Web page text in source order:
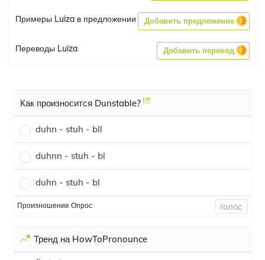
Примеры Luiza в предложении Добавить предложение
Переводы Luiza Добавить перевод
Как произносится Dunstable?
duhn - stuh - bll
duhnn - stuh - bl
duhn - stuh - bl
Произношение Опрос голос
Тренд на HowToPronounce